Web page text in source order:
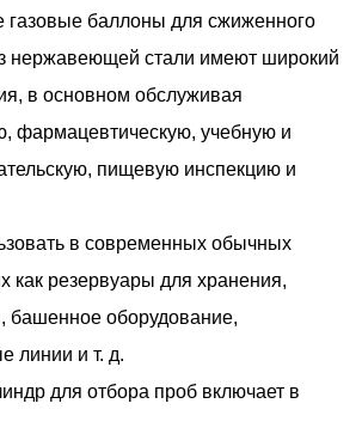
баллоны для сжиженного
нержавеющей стали имеют широкий
в основном обслуживая
фармацевтическую, учебную и
пищевую инспекцию и
в современных обычных
как резервуары для хранения,
башенное оборудование,
линии и т. д.
для отбора проб включает в